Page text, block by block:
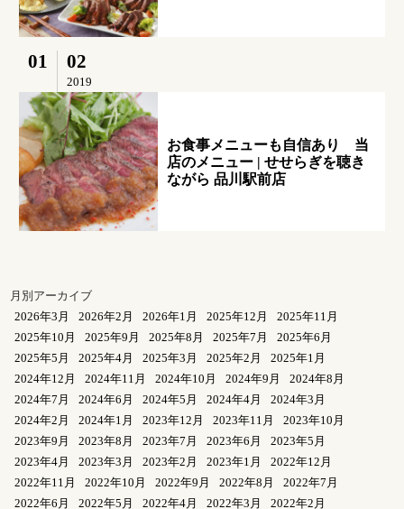
01 02
2019
お食事メニューも自信あり 当
店のメニュー | せせらぎを聴き
ながら 品川駅前店
月別アーカイブ
2026年3月
2026年2月 2026年1月 2025年12月
2025年11月
2025年10月
2025年9月 2025年8月 2025年7月
2025年6月
2025年5月
2025年4月 2025年3月 2025年2月
2025年1月
2024年12月
2024年11月 2024年10月 2024年9月
2024年8月
2024年7月
2024年6月 2024年5月 2024年4月
2024年3月
2024年2月
2024年1月 2023年12月 2023年11月
2023年10月
2023年9月
2023年8月 2023年7月 2023年6月
2023年5月
2023年4月
2023年3月 2023年2月 2023年1月
2022年12月
2022年11月
2022年10月 2022年9月 2022年8月
2022年7月
2022年6月
2022年5月 2022年4月 2022年3月 2022年2月